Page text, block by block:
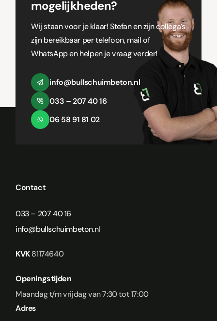
mogelijkheden?
Wij staan voor je klaar! Stefan en zijn collega’s
zijn bereikbaar per telefoon, mail of
WhatsApp en helpen je vraag verder!
info@bullschuimbeton.nl
033 – 207 40 16
06 58 91 81 02
Contact
033 – 207 40 16
info@bullschuimbeton.nl
KVK81174640
Openingstijden
Maandag t/m vrijdag van 7:30 tot 17:00
Adres